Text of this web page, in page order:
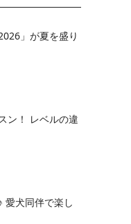
」が夏を盛り
ン！ レベルの違
愛犬同伴で楽し